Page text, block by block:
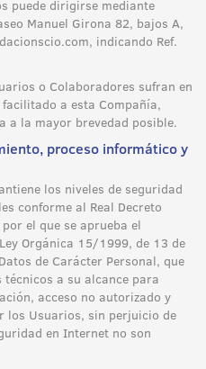
puede dirigirse mediante
Manuel Girona 82, bajos A,
indicando Ref.
o Colaboradores sufran en
a esta Compañía,
a la mayor brevedad posible.
proceso informático y
los niveles de seguridad
conforme al Real Decreto
el que se aprueba el
Orgánica 15/1999, de 13 de
de Carácter Personal, que
a su alcance para
acceso no autorizado y
los Usuarios, sin perjuicio de
en Internet no son